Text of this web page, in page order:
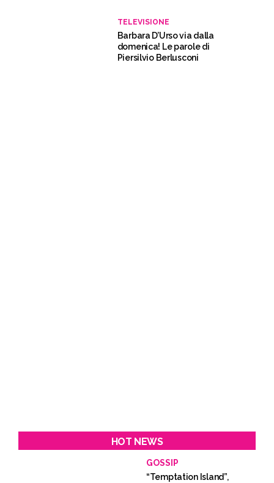
TELEVISIONE
Barbara D’Urso via dalla
domenica! Le parole di
Piersilvio Berlusconi
HOT NEWS
GOSSIP
“Temptation Island”,